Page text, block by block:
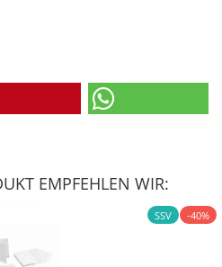
EMPFEHLEN WIR:
SSV -40%